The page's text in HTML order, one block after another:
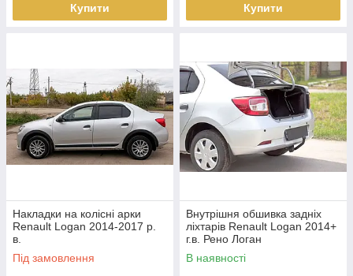
Купити Купити
Накладки на колісні арки
Renault Logan 2014-2017 р.
в.
Під замовлення
Внутрішня обшивка задніх
ліхтарів Renault Logan 2014+
г.в. Рено Логан
В наявності